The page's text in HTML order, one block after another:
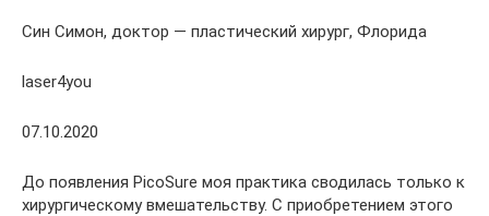
Син Симон, доктор — пластический хирург, Флорида
laser4you
07.10.2020
До появления PicoSure моя практика сводилась только к
хирургическому вмешательству. С приобретением этого